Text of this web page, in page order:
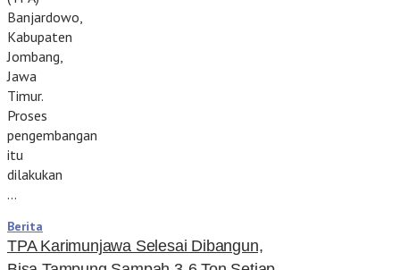
Banjardowo,
Kabupaten
Jombang,
Jawa
Timur.
Proses
pengembangan
itu
dilakukan
…
Berita
TPA Karimunjawa Selesai Dibangun,